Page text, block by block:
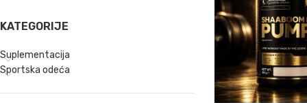
KATEGORIJE
Suplementacija
Sportska odeća